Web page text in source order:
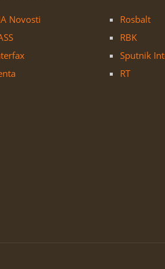
Novosti
Rosbalt
RBK
Sputnik
RT